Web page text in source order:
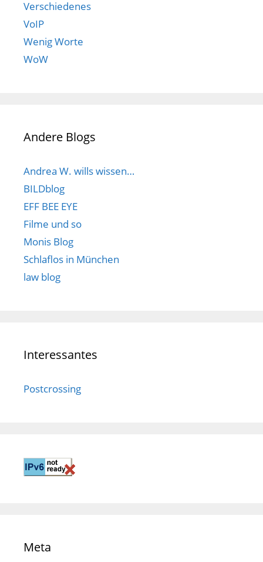
Verschiedenes
VoIP
Wenig Worte
WoW
Andere Blogs
Andrea W. wills wissen…
BILDblog
EFF BEE EYE
Filme und so
Monis Blog
Schlaflos in München
law blog
Interessantes
Postcrossing
Meta